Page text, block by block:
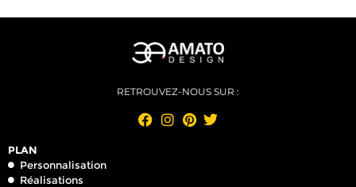
RETROUVEZ-NOUS SUR :
PLAN
Personnalisation
Réalisations